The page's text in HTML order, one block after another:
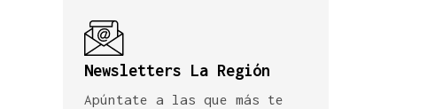
Newsletters La Región
Apúntate a las que más te